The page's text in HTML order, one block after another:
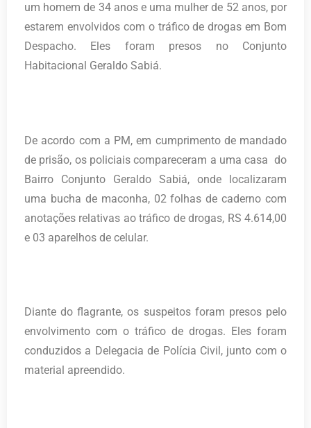
um homem de 34 anos e uma mulher de 52 anos, por
estarem envolvidos com o tráfico de drogas em Bom
Despacho. Eles foram presos no Conjunto
Habitacional Geraldo Sabiá.
De acordo com a PM, em cumprimento de mandado
de prisão, os policiais compareceram a uma casa do
Bairro Conjunto Geraldo Sabiá, onde localizaram
uma bucha de maconha, 02 folhas de caderno com
anotações relativas ao tráfico de drogas, RS 4.614,00
e 03 aparelhos de celular.
Diante do flagrante, os suspeitos foram presos pelo
envolvimento com o tráfico de drogas. Eles foram
conduzidos a Delegacia de Polícia Civil, junto com o
material apreendido.